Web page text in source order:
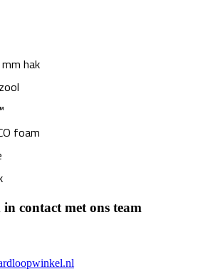
hak
foam
contact met ons team